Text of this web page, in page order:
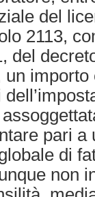
del
2113,
del
pari a
di
non